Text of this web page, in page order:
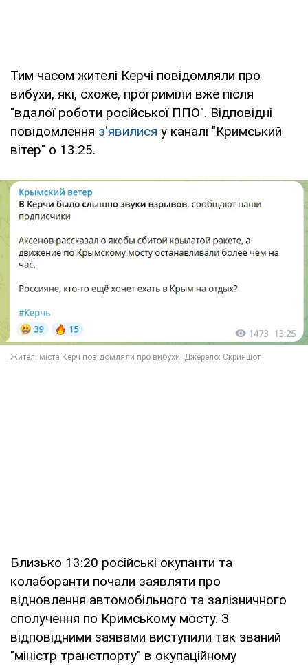
Тим часом жителі Керчі повідомляли про
вибухи, які, схоже, прогриміли вже після
"вдалої роботи російської ППО". Відповідні
повідомлення з'явилися у каналі "Кримський
вітер" о 13.25.
Близько 13:20 російські окупанти та
колаборанти почали заявляти про
відновлення автомобільного та залізничного
сполучення по Кримському мосту. З
відповідними заявами виступили так званий
"міністр транстпорту" в окупаційному